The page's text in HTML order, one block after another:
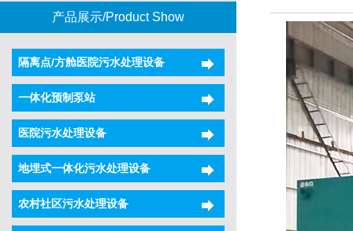
产品展示/Product Show
隔离点/方舱医院污水处理设备
一体化预制泵站
医院污水处理设备
地埋式一体化污水处理设备
农村社区污水处理设备